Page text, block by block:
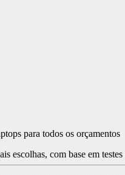
para todos os orçamentos
escolhas, com base em